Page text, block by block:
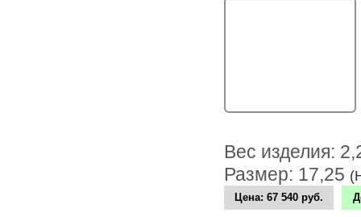
Вес изделия:
Размер: 17,25
Цена:67 540 руб.